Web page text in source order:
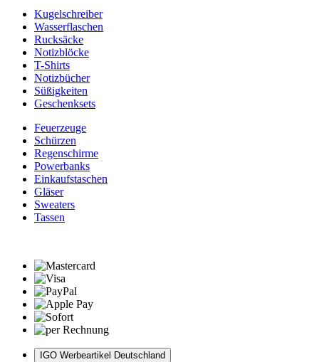
Kugelschreiber
Wasserflaschen
Rucksäcke
Notizblöcke
T-Shirts
Notizbücher
Süßigkeiten
Geschenksets
Feuerzeuge
Schürzen
Regenschirme
Powerbanks
Einkaufstaschen
Gläser
Sweaters
Tassen
IGO Werbeartikel Deutschland